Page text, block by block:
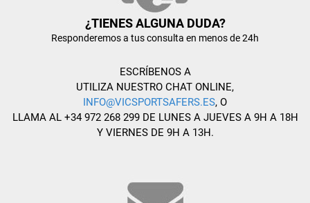
¿TIENES ALGUNA DUDA?
Responderemos a tus consulta en menos de 24h
ESCRÍBENOS A
UTILIZA NUESTRO CHAT ONLINE,
INFO@VICSPORTSAFERS.ES, O
LLAMA AL +34 972 268 299 DE LUNES A JUEVES A 9H A 18H
Y VIERNES DE 9H A 13H.